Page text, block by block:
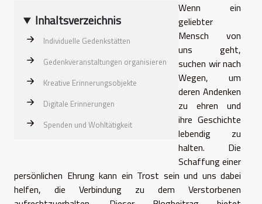
Inhaltsverzeichnis
Individuelle Gedenkstätten
Gedenkveranstaltungen organisieren
Kreative Erinnerungsobjekte
Digitale Erinnerungen
Spenden und Wohltätigkeit
Wenn ein
geliebter
Mensch von
uns geht,
suchen wir nach
Wegen, um
deren Andenken
zu ehren und
ihre Geschichte
lebendig zu
halten. Die
Schaffung einer
persönlichen Ehrung kann ein Trost sein und uns dabei
helfen, die Verbindung zu dem Verstorbenen